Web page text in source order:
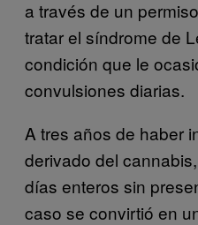
a través de un
tratar el síndrome de
condición que le
convulsiones diarias.
A tres años de haber
derivado del
días enteros sin
caso se convirtió en